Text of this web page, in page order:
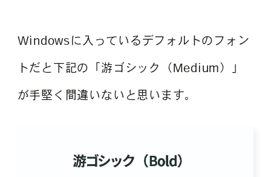
Windowsに入っているデフォルトのフォン
トだと下記の「游ゴシック（Medium）」
が手堅く間違いないと思います。